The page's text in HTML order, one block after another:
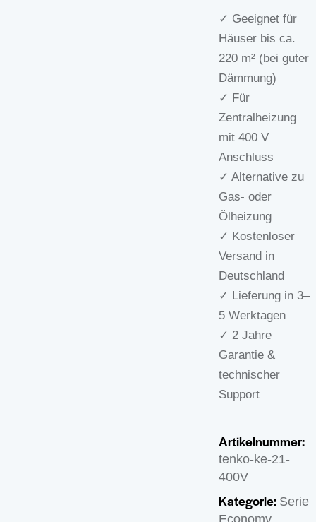
✓ Geeignet für
Häuser bis ca.
220 m² (bei guter
Dämmung)
✓ Für
Zentralheizung
mit 400 V
Anschluss
✓ Alternative zu
Gas- oder
Ölheizung
✓ Kostenloser
Versand in
Deutschland
✓ Lieferung in 3–
5 Werktagen
✓ 2 Jahre
Garantie &
technischer
Support
Artikelnummer:
tenko-ke-21-
400V
Kategorie: Serie